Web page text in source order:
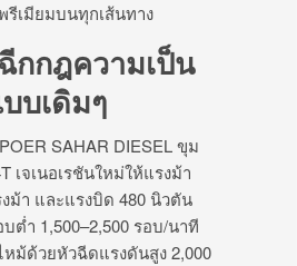
เมียมบนทุกเส้นทาง
กกฎความเป็น
บเดิมๆ
SAHAR DIESEL ขุม
เจเนอเรชันใหม่ให้แรงม้า
ม้า และแรงบิด 480 นิวตัน
ต่ำ 1,500–2,500 รอบ/นาที
หม้ด้วยหัวฉีดแรงดันสูง 2,000